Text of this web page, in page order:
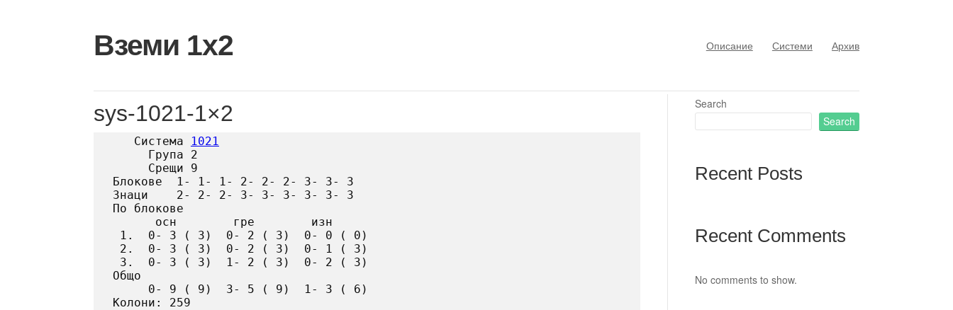
content
Вземи 1х2 Описание Системи Архив
sys-1021-1×2
   Система
1021
     Група 2
     Срещи 9
Блокове  1- 1- 1- 2- 2- 2- 3- 3- 3
Знаци    2- 2- 2- 3- 3- 3- 3- 3- 3
По блокове
      осн        гре        изн
1.  0- 3 ( 3)  0- 2 ( 3)  0- 0 ( 0)
2.  0- 3 ( 3)  0- 2 ( 3)  0- 1 ( 3)
3.  0- 3 ( 3)  1- 2 ( 3)  0- 2 ( 3)
Общо
     0- 9 ( 9)  3- 5 ( 9)  1- 3 ( 6)
Колони: 259
Search
Search
Recent Posts
Recent Comments
No comments to show.